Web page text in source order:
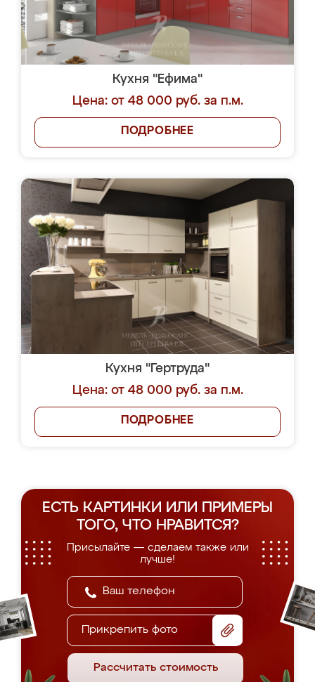
Кухня "Ефима"
Цена: от 48 000 руб. за п.м.
ПОДРОБНЕЕ
Кухня "Гертруда"
Цена: от 48 000 руб. за п.м.
ПОДРОБНЕЕ
ЕСТЬ КАРТИНКИ ИЛИ ПРИМЕРЫ
ТОГО, ЧТО НРАВИТСЯ?
Присылайте — сделаем также или
лучше!
Прикрепить фото
Рассчитать стоимость